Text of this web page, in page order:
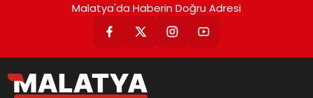
Malatya'da Haberin Doğru Adresi